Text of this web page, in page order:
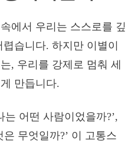
에서 우리는 스스로를 깊
습니다. 하지만 이별이
, 우리를 강제로 멈춰 세
만듭니다.
는 어떤 사람이었을까?’,
무엇일까?’ 이 고통스